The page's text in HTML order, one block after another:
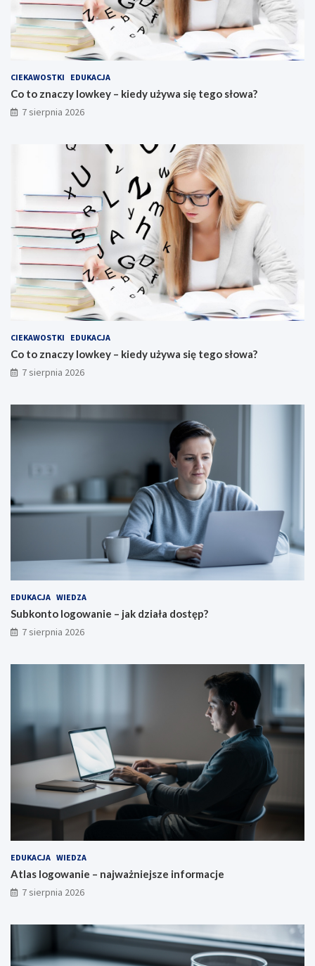
CIEKAWOSTKI EDUKACJA
Co to znaczy lowkey – kiedy używa się tego słowa?
7 sierpnia 2026
CIEKAWOSTKI EDUKACJA
Co to znaczy lowkey – kiedy używa się tego słowa?
7 sierpnia 2026
EDUKACJA WIEDZA
Subkonto logowanie – jak działa dostęp?
7 sierpnia 2026
EDUKACJA WIEDZA
Atlas logowanie – najważniejsze informacje
7 sierpnia 2026